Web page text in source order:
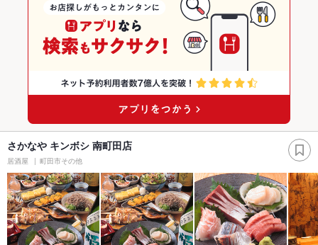
さかなや キンボシ 南町田店
居酒屋 町田市その他